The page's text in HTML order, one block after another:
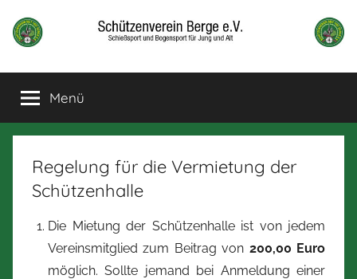
Inhalt
Schützenverein
Berge
Bogensport
für
Jung
Menü
Regelung für die Vermietung der
Schützenhalle
Die Mietung der Schützenhalle ist von jedem
Vereinsmitglied zum Beitrag von 200,00 Euro
möglich. Sollte jemand bei Anmeldung einer